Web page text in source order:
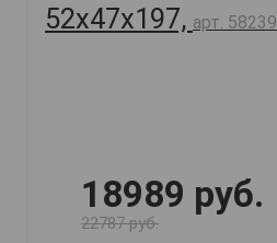
52х47х197, арт. 58239
18989 руб.
22787 руб.